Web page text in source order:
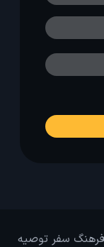
فرهنگ سفر توصیه